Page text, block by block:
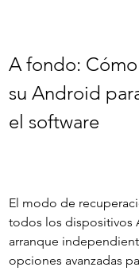
A fondo:
su Android
el software
El modo de
todos los dispositivos
arranque
opciones avanzadas